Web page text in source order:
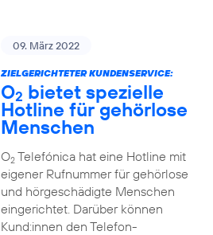
09. März 2022
ZIELGERICHTETER KUNDENSERVICE:
O2 bietet spezielle
Hotline für gehörlose
Menschen
O2Telefónica hat eine Hotline mit
eigener Rufnummer für gehörlose
und hörgeschädigte Menschen
eingerichtet. Darüber können
Kund:innen den Telefon-